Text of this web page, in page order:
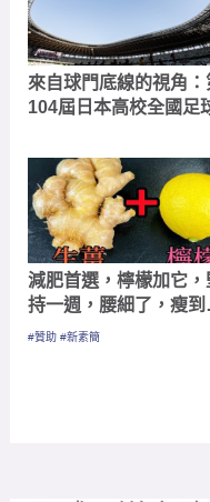
來自球門底線的視角：
104屆日本高校全國足
減肥首選，檸檬加它，
持一週，腰細了，瘦到
懷疑人生
#贊助 #新素簡